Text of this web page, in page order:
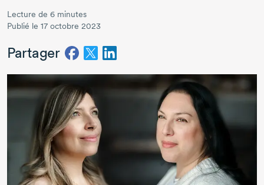
Lecture de 6 minutes
Publié le 17 octobre 2023
Partager